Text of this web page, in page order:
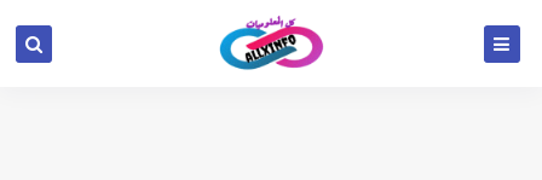
google.com, pub-6654709521456670, DIRECT,
f08c47fec0942fa0